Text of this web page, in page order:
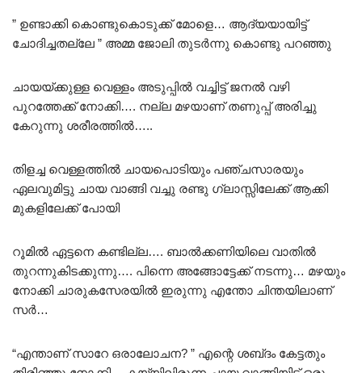
” ഉണ്ടാക്കി കൊണ്ടുകൊടുക്ക് മോളെ… ആദ്യയായിട്ട്
ചോദിച്ചതല്ലേ ” അമ്മ ജോലി തുടർന്നു കൊണ്ടു പറഞ്ഞു
ചായയ്ക്കുള്ള വെള്ളം അടുപ്പിൽ വച്ചിട്ട് ജനൽ വഴി
പുറത്തേക്ക് നോക്കി…. നല്ല മഴയാണ് തണുപ്പ് അരിച്ചു
കേറുന്നു ശരീരത്തിൽ…..
തിളച്ച വെള്ളത്തിൽ ചായപൊടിയും പഞ്ചസാരയും
ഏലവുമിട്ടു ചായ വാങ്ങി വച്ചു രണ്ടു ഗ്ലാസ്സിലേക്ക് ആക്കി
മുകളിലേക്ക് പോയി
റൂമിൽ ഏട്ടനെ കണ്ടില്ല…. ബാൽക്കണിയിലെ വാതിൽ
തുറന്നുകിടക്കുന്നു…. പിന്നെ അങ്ങോട്ടേക്ക് നടന്നു… മഴയും
നോക്കി ചാരുകസേരയിൽ ഇരുന്നു എന്തോ ചിന്തയിലാണ്
സർ…
“എന്താണ് സാറേ ഒരാലോചന? ” എന്റെ ശബ്‌ദം കേട്ടതും